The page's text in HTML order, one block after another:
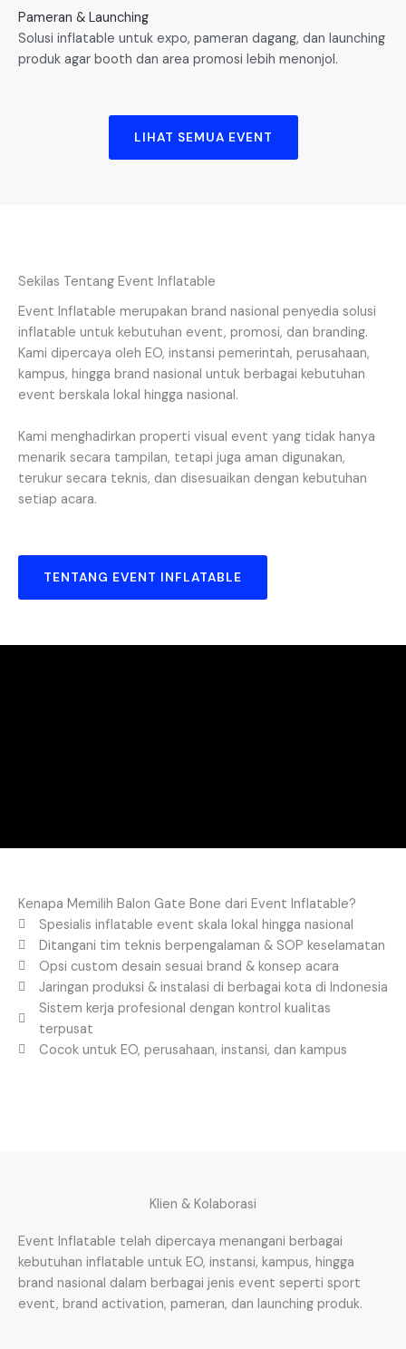
Pameran & Launching
Solusi inflatable untuk expo, pameran dagang, dan launching
produk agar booth dan area promosi lebih menonjol.
LIHAT SEMUA EVENT
Sekilas Tentang Event Inflatable
Event Inflatable merupakan brand nasional penyedia solusi
inflatable untuk kebutuhan event, promosi, dan branding.
Kami dipercaya oleh EO, instansi pemerintah, perusahaan,
kampus, hingga brand nasional untuk berbagai kebutuhan
event berskala lokal hingga nasional.
Kami menghadirkan properti visual event yang tidak hanya
menarik secara tampilan, tetapi juga aman digunakan,
terukur secara teknis, dan disesuaikan dengan kebutuhan
setiap acara.
TENTANG EVENT INFLATABLE
Kenapa Memilih Balon Gate Bone dari Event Inflatable?
Spesialis inflatable event skala lokal hingga nasional
Ditangani tim teknis berpengalaman & SOP keselamatan
Opsi custom desain sesuai brand & konsep acara
Jaringan produksi & instalasi di berbagai kota di Indonesia
Sistem kerja profesional dengan kontrol kualitas
terpusat
Cocok untuk EO, perusahaan, instansi, dan kampus
Klien & Kolaborasi
Event Inflatable telah dipercaya menangani berbagai
kebutuhan inflatable untuk EO, instansi, kampus, hingga
brand nasional dalam berbagai jenis event seperti sport
event, brand activation, pameran, dan launching produk.